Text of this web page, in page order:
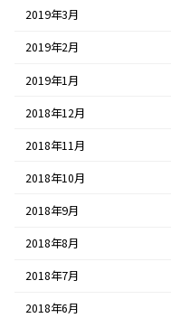
2019年3月
2019年2月
2019年1月
2018年12月
2018年11月
2018年10月
2018年9月
2018年8月
2018年7月
2018年6月